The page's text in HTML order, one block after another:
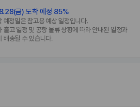
금) 도착 예정 85%
예정일은 참고용 예상 일정입니다.
출고 일정 및 공항 물류 상황에 따라 안내된 일정과
배송될 수 있습니다.